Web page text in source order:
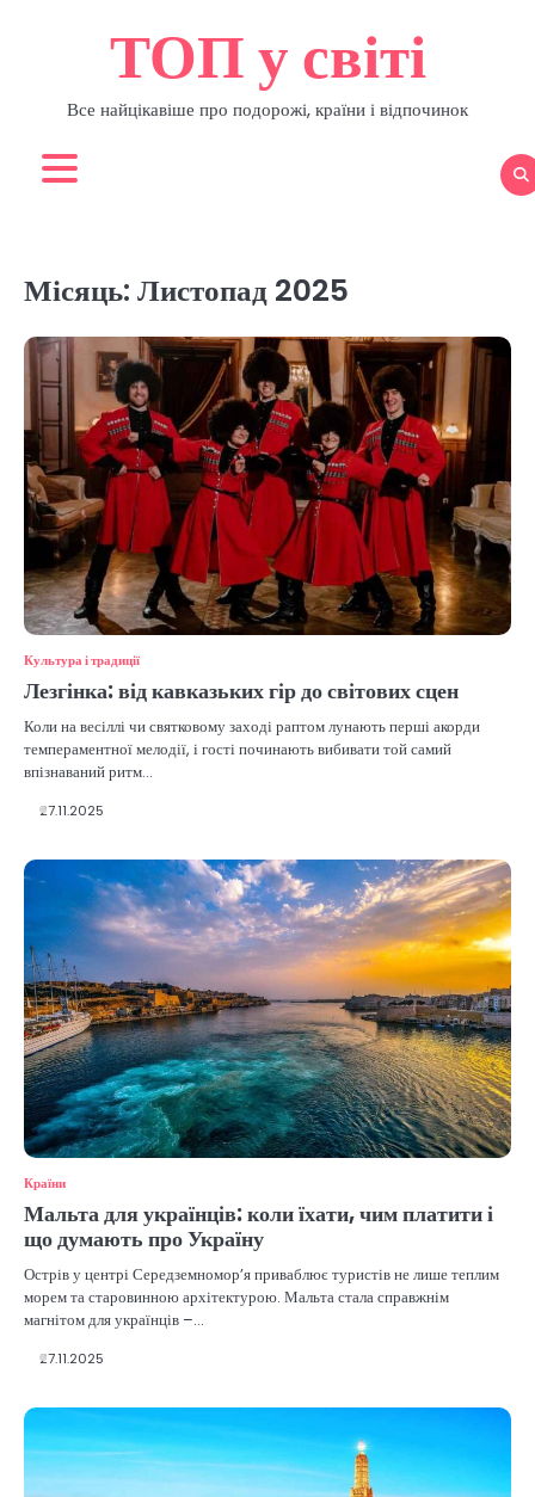
ТОП у світі
Все найцікавіше про подорожі, країни і відпочинок
Місяць:Листопад 2025
Культура і традиції
Лезгінка: від кавказьких гір до світових сцен
Коли на весіллі чи святковому заході раптом лунають перші акорди
темпераментної мелодії, і гості починають вибивати той самий
впізнаваний ритм…
27.11.2025
Країни
Мальта для українців: коли їхати, чим платити і
що думають про Україну
Острів у центрі Середземномор’я приваблює туристів не лише теплим
морем та старовинною архітектурою. Мальта стала справжнім
магнітом для українців –…
27.11.2025